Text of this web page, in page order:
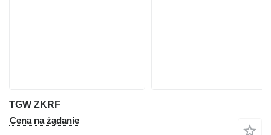
TGW ZKRF
Cena na żądanie